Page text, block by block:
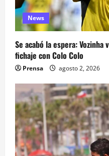
News
Se acabó la espera:
fichaje con Colo Colo
Prensa agosto 2, 2026